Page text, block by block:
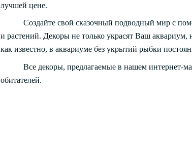
лучшей цене.
Создайте свой сказочный подводный мир с
и растений. Декоры не только украсят Ваш
как известно, в аквариуме без укрытий рыбки
Все декоры, предлагаемые в нашем интернет-
обитателей.